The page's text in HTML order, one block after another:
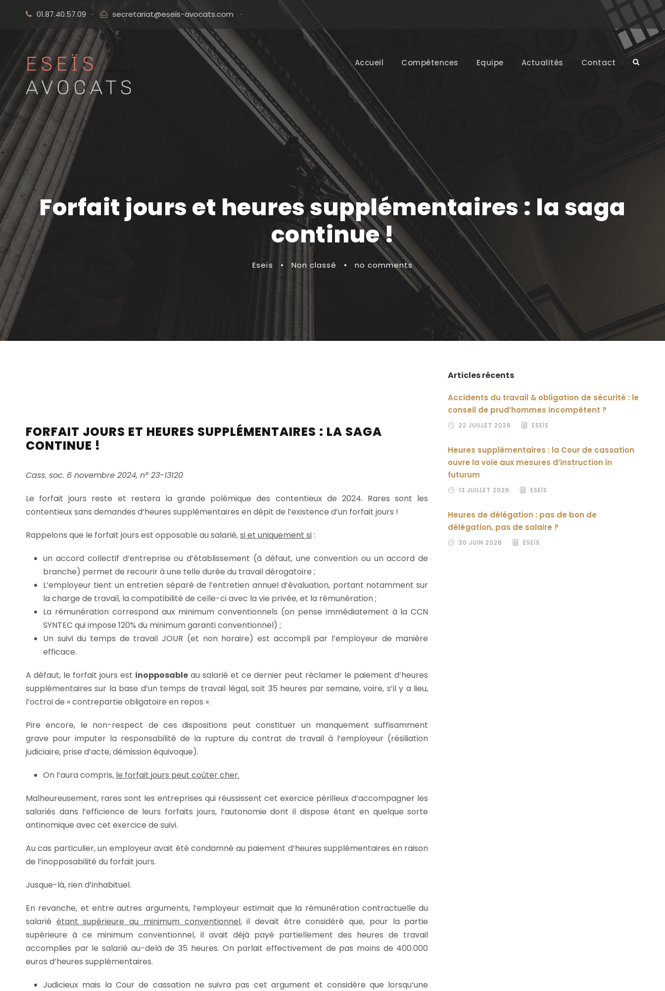
01.87.40.57.09 · secretariat@eseis-avocats.com ·
Accueil Compétences Equipe Actualités Contact
Forfait jours et heures supplémentaires : la saga
continue !
Eseïs • Non classé • no comments
FORFAIT JOURS ET HEURES SUPPLÉMENTAIRES : LA SAGA
CONTINUE !
Cass. soc. 6 novembre 2024, n° 23-13120
Le forfait jours reste et restera la grande polémique des contentieux de 2024. Rares sont les
contentieux sans demandes d’heures supplémentaires en dépit de l’existence d’un forfait jours !
Rappelons que le forfait jours est opposable au salarié,si et uniquement si:
un accord collectif d’entreprise ou d’établissement (à défaut, une convention ou un accord de
branche) permet de recourir à une telle durée du travail dérogatoire ;
L’employeur tient un entretien séparé de l’entretien annuel d‘évaluation, portant notamment sur
la charge de travail, la compatibilité de celle-ci avec la vie privée, et la rémunération ;
La rémunération correspond aux minimum conventionnels (on pense immédiatement à la CCN
SYNTEC qui impose 120% du minimum garanti conventionnel) ;
Un suivi du temps de travail JOUR (et non horaire) est accompli par l’employeur de manière
efficace.
A défaut, le forfait jours est inopposable au salarié et ce dernier peut réclamer le paiement d’heures
supplémentaires sur la base d’un temps de travail légal, soit 35 heures par semaine, voire, s’il y a lieu,
l’octroi de « contrepartie obligatoire en repos ».
Pire encore, le non-respect de ces dispositions peut constituer un manquement suffisamment
grave pour imputer la responsabilité de la rupture du contrat de travail à l’employeur (résiliation
judiciaire, prise d’acte, démission équivoque).
On l’aura compris, le forfait jours peut coûter cher.
Malheureusement, rares sont les entreprises qui réussissent cet exercice périlleux d’accompagner les
salariés dans l’efficience de leurs forfaits jours, l’autonomie dont il dispose étant en quelque sorte
antinomique avec cet exercice de suivi.
Au cas particulier, un employeur avait été condamné au paiement d’heures supplémentaires en raison
de l’inopposabilité du forfait jours.
Jusque-là, rien d’inhabituel.
En revanche, et entre autres arguments, l’employeur estimait que la rémunération contractuelle du
salarié étant supérieure au minimum conventionnel, il devait être considéré que, pour la partie
supérieure à ce minimum conventionnel, il avait déjà payé partiellement des heures de travail
accomplies par le salarié au-delà de 35 heures. On parlait effectivement de pas moins de 400.000
euros d’heures supplémentaires.
Judicieux mais la Cour de cassation ne suivra pas cet argument et considère que lorsqu’une
Articles récents
Accidents du travail & obligation de sécurité : le
conseil de prud’hommes incompétent ?
22 JUILLET 2026 ESEÏS
Heures supplémentaires : la Cour de cassation
ouvre la voie aux mesures d’instruction in
futurum
13 JUILLET 2026 ESEÏS
Heures de délégation : pas de bon de
délégation, pas de salaire ?
30 JUIN 2026 ESEÏS